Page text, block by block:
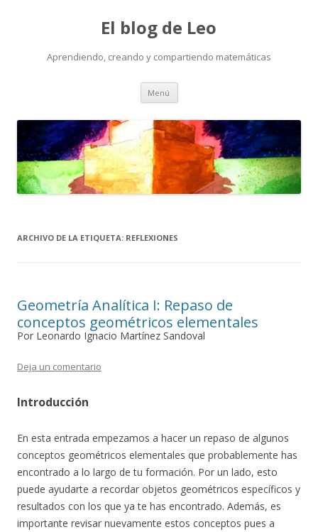
El blog de Leo
Aprendiendo, creando y compartiendo matemáticas
Menú Saltar
contenido
ARCHIVO DE LA ETIQUETA: REFLEXIONES
Geometría Analítica I: Repaso de
conceptos geométricos elementales
Por Leonardo Ignacio Martínez Sandoval
Deja un comentario
Introducción
En esta entrada empezamos a hacer un repaso de algunos
conceptos geométricos elementales que probablemente has
encontrado a lo largo de tu formación. Por un lado, esto
puede ayudarte a recordar objetos geométricos específicos y
resultados con los que ya te has encontrado. Además, es
importante revisar nuevamente estos conceptos pues a